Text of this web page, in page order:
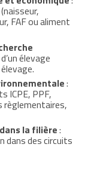
FAF ou aliment
élevage
:
ICPE, PPF,
la filière:
dans des circuits